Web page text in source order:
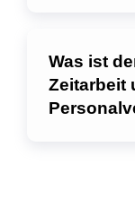
Was ist
Zeitarbeit